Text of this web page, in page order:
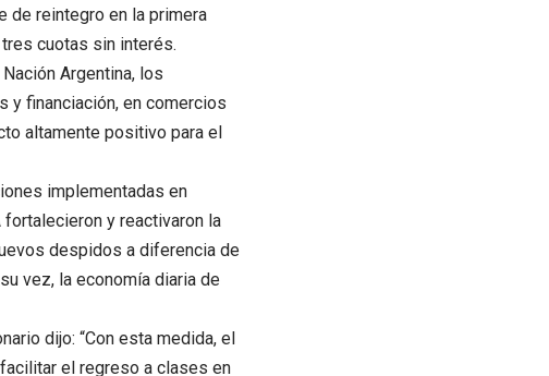
de reintegro en la primera
cuotas sin interés.
Argentina, los
y financiación, en comercios
altamente positivo para el
implementadas en
fortalecieron y reactivaron la
despidos a diferencia de
vez, la economía diaria de
dijo: “Con esta medida, el
el regreso a clases en